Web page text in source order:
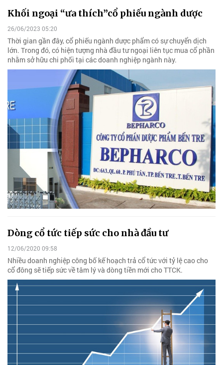
Khối ngoại “ưa thích”cổ phiếu ngành dược
26/06/2023 05:20
Thời gian gần đây, cổ phiếu ngành dược phẩm có sự chuyển dịch
lớn. Trong đó, có hiện tượng nhà đầu tư ngoại liên tục mua cổ phần
nhằm sở hữu chi phối tại các doanh nghiệp ngành này.
Dòng cổ tức tiếp sức cho nhà đầu tư
12/06/2020 09:58
Nhiều doanh nghiệp công bố kế hoạch trả cổ tức với tỷ lệ cao cho
cổ đông sẽ tiếp sức về tâm lý và dòng tiền mới cho TTCK.